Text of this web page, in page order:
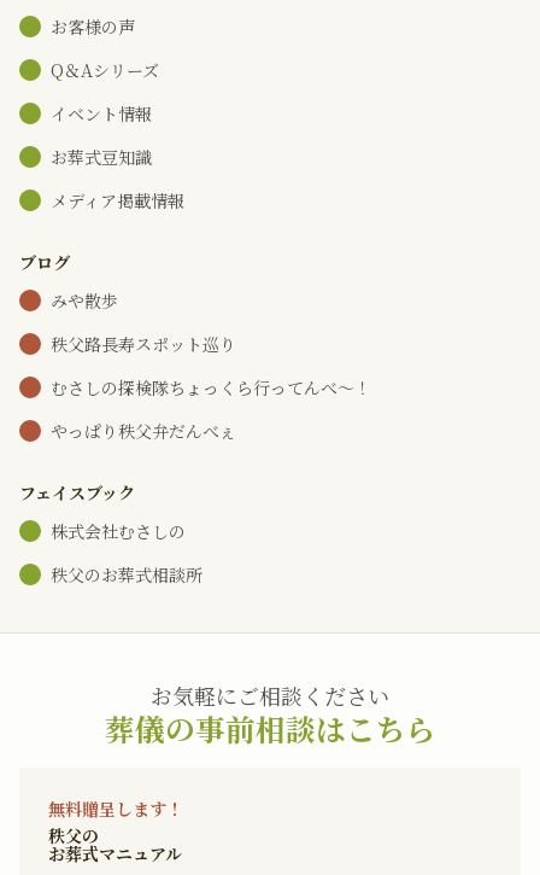
お客様の声
Q＆Aシリーズ
イベント情報
お葬式豆知識
メディア掲載情報
ブログ
みや散歩
秩父路長寿スポット巡り
むさしの探検隊ちょっくら行ってんべ～！
やっぱり秩父弁だんべぇ
フェイスブック
株式会社むさしの
秩父のお葬式相談所
お気軽にご相談ください
葬儀の事前相談はこちら
無料贈呈します！
秩父の
お葬式マニュアル